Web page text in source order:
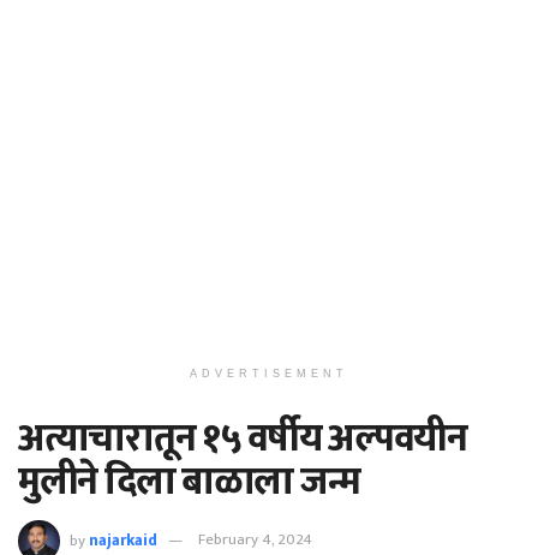
ADVERTISEMENT
अत्याचारातून १५ वर्षीय अल्पवयीन
मुलीने दिला बाळाला जन्म
bynajarkaid February 4, 2024